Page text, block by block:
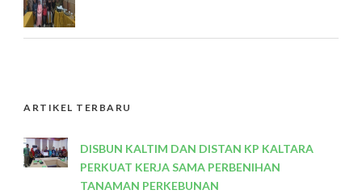
ARTIKEL TERBARU
DISBUN KALTIM DAN DISTAN KP KALTARA
PERKUAT KERJA SAMA PERBENIHAN
TANAMAN PERKEBUNAN